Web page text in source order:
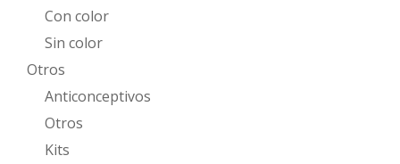
Con color
Sin color
Otros
Anticonceptivos
Otros
Kits